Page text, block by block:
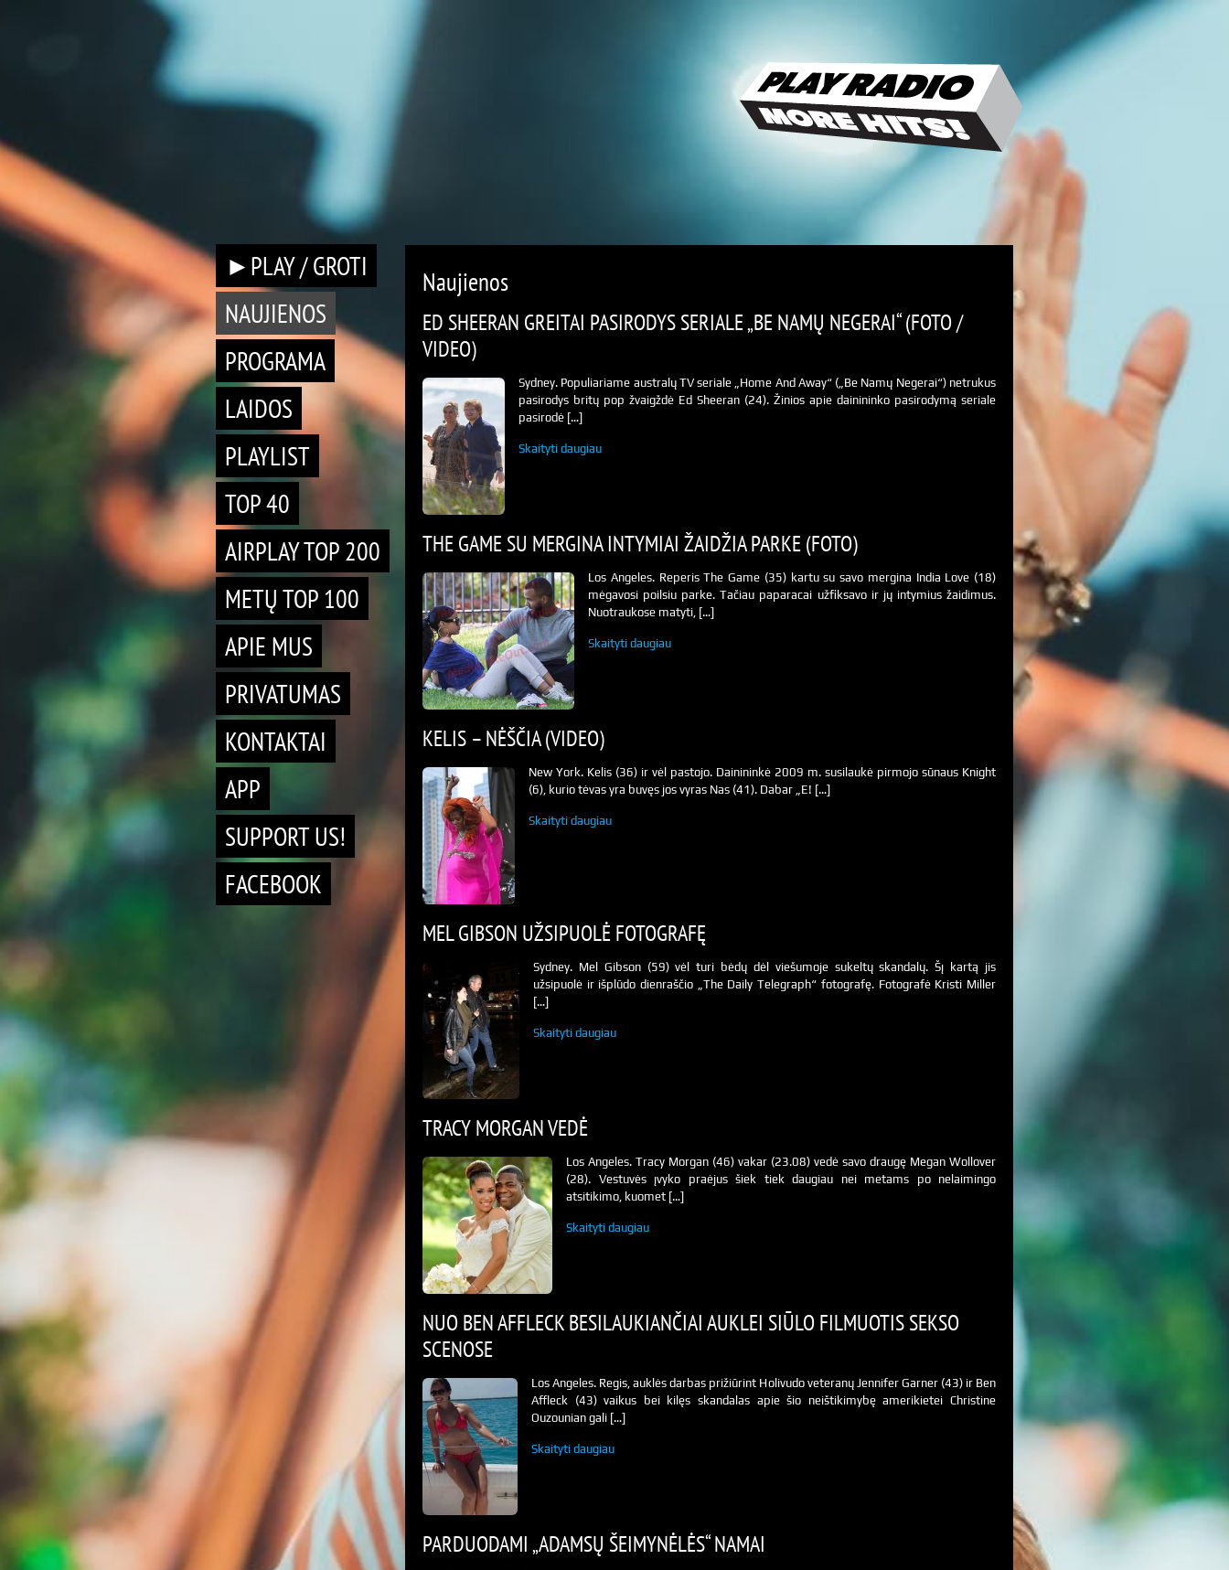
►PLAY / GROTI
NAUJIENOS
PROGRAMA
LAIDOS
PLAYLIST
TOP 40
AIRPLAY TOP 200
METŲ TOP 100
APIE MUS
PRIVATUMAS
KONTAKTAI
APP
SUPPORT US!
FACEBOOK
Naujienos
ED SHEERAN GREITAI PASIRODYS SERIALE „BE NAMŲ NEGERAI“ (FOTO /
VIDEO)
Sydney. Populiariame australų TV seriale „Home And Away“ („Be Namų Negerai“) netrukus
pasirodys britų pop žvaigždė Ed Sheeran (24). Žinios apie dainininko pasirodymą seriale
pasirodė […]
Skaityti daugiau
THE GAME SU MERGINA INTYMIAI ŽAIDŽIA PARKE (FOTO)
Los Angeles. Reperis The Game (35) kartu su savo mergina India Love (18)
mėgavosi poilsiu parke. Tačiau paparacai užfiksavo ir jų intymius žaidimus.
Nuotraukose matyti, […]
Skaityti daugiau
KELIS – NĖŠČIA (VIDEO)
New York. Kelis (36) ir vėl pastojo. Dainininkė 2009 m. susilaukė pirmojo sūnaus Knight
(6), kurio tėvas yra buvęs jos vyras Nas (41). Dabar „E! […]
Skaityti daugiau
MEL GIBSON UŽSIPUOLĖ FOTOGRAFĘ
Sydney. Mel Gibson (59) vėl turi bėdų dėl viešumoje sukeltų skandalų. Šį kartą jis
užsipuolė ir išplūdo dienraščio „The Daily Telegraph“ fotografę. Fotografė Kristi Miller
[…]
Skaityti daugiau
TRACY MORGAN VEDĖ
Los Angeles. Tracy Morgan (46) vakar (23.08) vedė savo draugę Megan Wollover
(28). Vestuvės įvyko praėjus šiek tiek daugiau nei metams po nelaimingo
atsitikimo, kuomet […]
Skaityti daugiau
NUO BEN AFFLECK BESILAUKIANČIAI AUKLEI SIŪLO FILMUOTIS SEKSO
SCENOSE
Los Angeles. Regis, auklės darbas prižiūrint Holivudo veteranų Jennifer Garner (43) ir Ben
Affleck (43) vaikus bei kilęs skandalas apie šio neištikimybę amerikietei Christine
Ouzounian gali […]
Skaityti daugiau
PARDUODAMI „ADAMSŲ ŠEIMYNĖLĖS“ NAMAI